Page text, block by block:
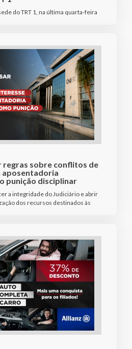
do TRT 1, na última quarta-feira
regras sobre conflitos de
aposentadoria
punição disciplinar
a integridade do Judiciário e abrir
dos recursos destinados às